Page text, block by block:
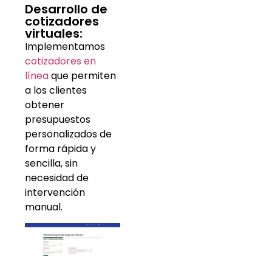
Desarrollo de
cotizadores
virtuales:
Implementamos
cotizadores en
líneaque permiten
a los clientes
obtener
presupuestos
personalizados de
forma rápida y
sencilla, sin
necesidad de
intervención
manual.